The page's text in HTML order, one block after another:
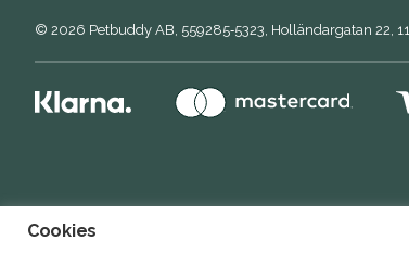
© 2026 Petbuddy AB, 559285‑5323, Holländargatan 22,
Cookies